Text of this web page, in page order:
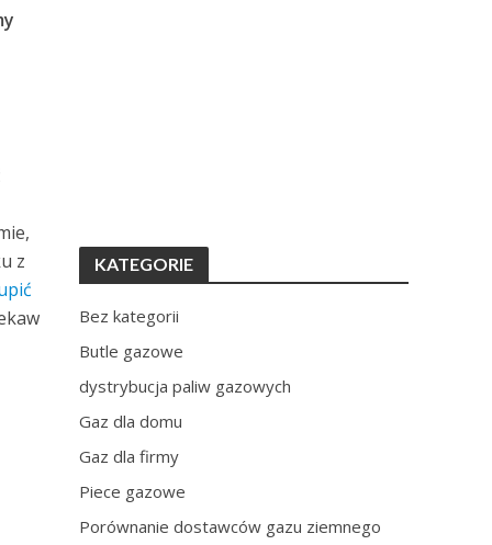
z
KATEGORIE
Bez kategorii
Butle gazowe
dystrybucja paliw gazowych
Gaz dla domu
Gaz dla firmy
Piece gazowe
Porównanie dostawców gazu ziemnego